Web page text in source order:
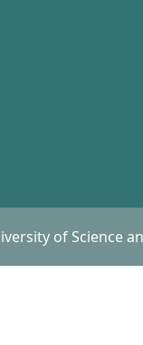
of Science